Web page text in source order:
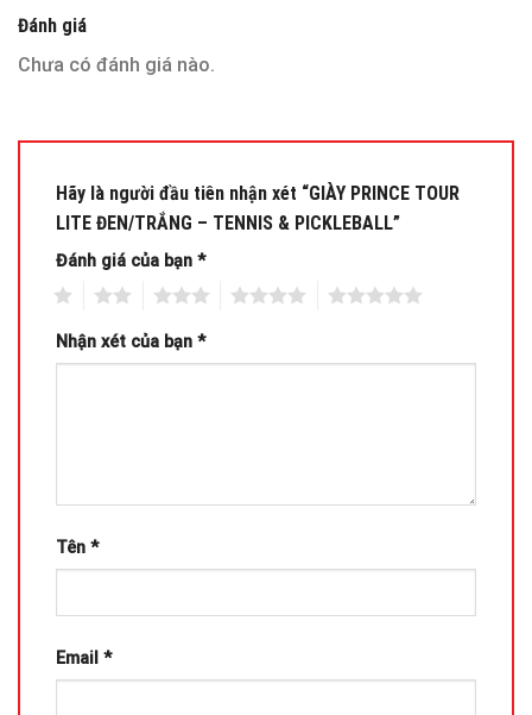
Đánh giá
Chưa có đánh giá nào.
Hãy là người đầu tiên nhận xét “GIÀY PRINCE TOUR
LITE ĐEN/TRẮNG – TENNIS & PICKLEBALL”
Đánh giá của bạn *
Nhận xét của bạn *
Tên *
Email *